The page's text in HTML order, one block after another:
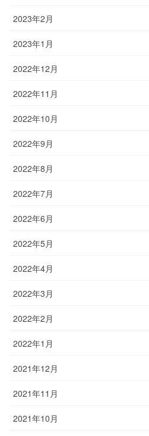
2023年2月
2023年1月
2022年12月
2022年11月
2022年10月
2022年9月
2022年8月
2022年7月
2022年6月
2022年5月
2022年4月
2022年3月
2022年2月
2022年1月
2021年12月
2021年11月
2021年10月